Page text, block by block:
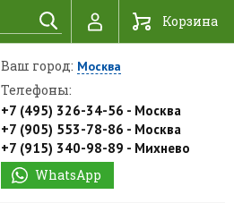
Найти Корзина
Ваш город: Москва
Телефоны:
+7 (495) 326-34-56 - Москва
+7 (905) 553-78-86 - Москва
+7 (915) 340-98-89 - Михнево
WhatsApp